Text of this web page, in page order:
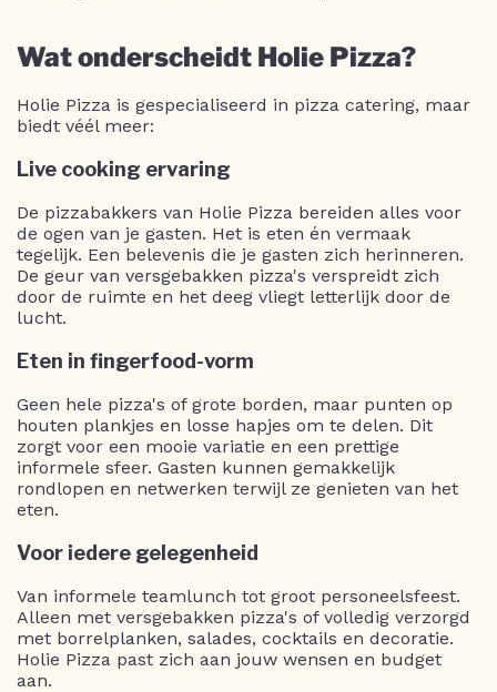
Wat onderscheidt Holie Pizza?
Holie Pizza is gespecialiseerd in pizza catering, maar
biedt véél meer:
Live cooking ervaring
De pizzabakkers van Holie Pizza bereiden alles voor
de ogen van je gasten. Het is eten én vermaak
tegelijk. Een belevenis die je gasten zich herinneren.
De geur van versgebakken pizza's verspreidt zich
door de ruimte en het deeg vliegt letterlijk door de
lucht.
Eten in fingerfood-vorm
Geen hele pizza's of grote borden, maar punten op
houten plankjes en losse hapjes om te delen. Dit
zorgt voor een mooie variatie en een prettige
informele sfeer. Gasten kunnen gemakkelijk
rondlopen en netwerken terwijl ze genieten van het
eten.
Voor iedere gelegenheid
Van informele teamlunch tot groot personeelsfeest.
Alleen met versgebakken pizza's of volledig verzorgd
met borrelplanken, salades, cocktails en decoratie.
Holie Pizza past zich aan jouw wensen en budget
aan.